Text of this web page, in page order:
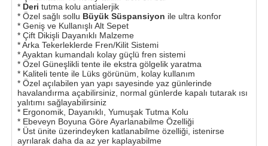
* Deri tutma kolu antialerjik
* Özel sağlı sollu Büyük Süspansiyon ile ultra konfor
* Geniş ve Kullanışlı Alt Sepet
* Çift Dikişli Dayanıklı Malzeme
* Arka Tekerleklerde Fren/Kilit Sistemi
* Ayaktan kumandalı kolay güçlü fren sistemi
* Özel Güneşlikli tente ile ekstra gölgelik yaratma
* Kaliteli tente ile Lüks görünüm, kolay kullanım
* Özel açılabilen yan yapı sayesinde yaz günlerinde
havalandırma açabilirsiniz, normal günlerde kapalı tutarak ısı
yalıtımı sağlayabilirsiniz
* Ergonomik, Dayanıklı, Yumuşak Tutma Kolu
* Ebeveyn Boyuna Göre Ayarlanabilme Özelliği
* Üst ünite üzerindeyken katlanabilme özelliği, istenirse
ayrılarak daha da az yer kaplayabilme